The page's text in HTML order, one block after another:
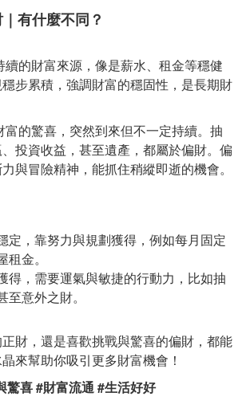
有什麼不同？
的財富來源，像是薪水、租金等穩健
步累積，強調財富的穩固性，是長期財
的驚喜，突然到來但不一定持續。抽
投資收益，甚至遺產，都屬於偏財。偏
與冒險精神，能抓住稍縱即逝的機會。
定，靠努力與規劃獲得，例如每月固定
金。
得，需要運氣與敏捷的行動力，比如抽
意外之財。
財，還是喜歡挑戰與驚喜的偏財，都能
來幫助你吸引更多財富機會！
驚喜 #財富流通 #生活好好